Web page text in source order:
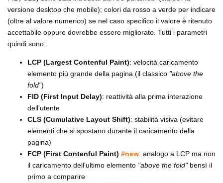
versione desktop che mobile); colori da rosso a verde per indicare
(oltre al valore numerico) se nel caso specifico il valore è ritenuto
accettabile oppure dovrebbe essere migliorato. Tutti i parametri
quindi sono:
LCP (Largest Contenful Paint): velocità caricamento
elemento più grande della pagina (il classico "above the
fold")
FID (First Input Delay): reattività alla prima interazione
dell'utente
CLS (Cumulative Layout Shift): stabilità visiva (evitare
elementi che si spostano durante il caricamento della
pagina)
FCP (First Contenful Paint) #new: analogo a LCP ma non
il caricamento dell'ultimo elemento "above the fold"bensì il
primo a comparire